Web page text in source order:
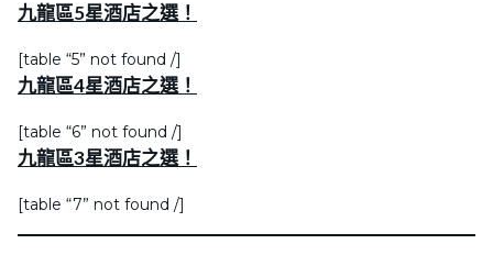
九龍區5星酒店之選！
[table “5” not found /]
九龍區4星酒店之選！
[table “6” not found /]
九龍區3星酒店之選！
[table “7” not found /]